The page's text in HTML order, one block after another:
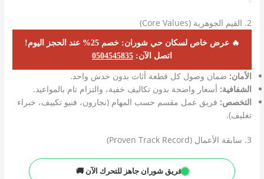
2. القيم الجوهرية (Core Values)
🔥 عرض خاص لسكان حي شوران: خصم 25% عند الحجز اليوم!
اتصل الآن: 0504545835
الأمان: ضمان وصول كل قطعة أثاث بدون خدش واحد.
الشفافية: أسعار واضحة بدون تكاليف خفية، والتزام تام بالمواعيد.
التخصص: فريق عمل مقسم حسب المهام (نجارون، فنيو تكييف، خبراء
تغليف).
3. سابقة الأعمال (Proven Track Record)
فريق شوران جاهز للتحرك الآن 🚚